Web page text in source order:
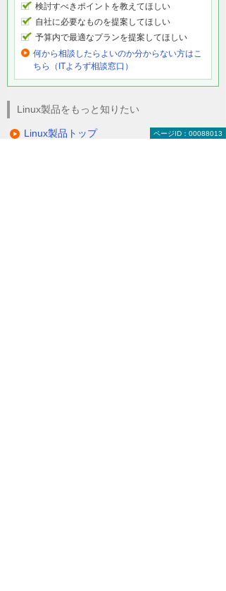
検討すべきポイントを教えてほしい
自社に必要なものを提案してほしい
予算内で最適なプランを提案してほしい
何から相談したらよいのか分からない方はこ
ちら（ITよろず相談窓口）
Linux製品をもっと知りたい
Linux製品トップ
ページID：00088013